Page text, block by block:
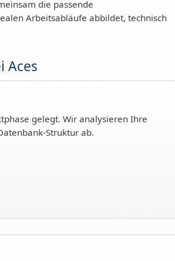
die passende
Arbeitsabläufe abbildet, technisch
Aces
gelegt. Wir analysieren Ihre
Struktur ab.